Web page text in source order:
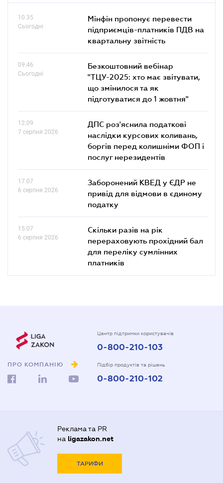
10.35
Сьогодні
Мінфін пропонує перевести
підприємців-платників ПДВ на
квартальну звітність
09.46
Сьогодні
Безкоштовний вебінар
"ТЦУ-2025: хто має звітувати,
що змінилося та як
підготуватися до 1 жовтня"
12.09
7 серпня 2026
ДПС роз'яснила податкові
наслідки курсових коливань,
боргів перед колишніми ФОП і
послуг нерезидентів
17.07
6 серпня 2026
Заборонений КВЕД у ЄДР не
привід для відмови в єдиному
податку
15.07
6 серпня 2026
Скільки разів на рік
перераховують прохідний бал
для переліку сумлінних
платників
ПРО КОМПАНІЮ
Центр підтримки користувачів
0-800-210-103
Підбір продуктів та рішень
0-800-210-102
Реклама та PR
на ligazakon.net
ТАРИФИ